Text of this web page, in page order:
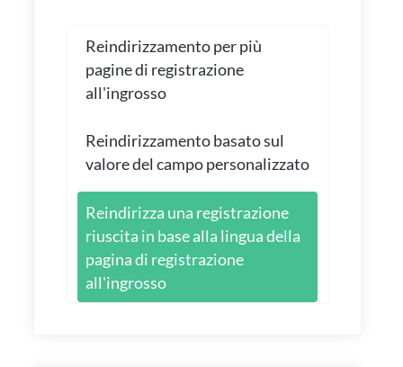
Reindirizzamento per più
pagine di registrazione
all'ingrosso
Reindirizzamento basato sul
valore del campo personalizzato
Reindirizza una registrazione
riuscita in base alla lingua della
pagina di registrazione
all'ingrosso